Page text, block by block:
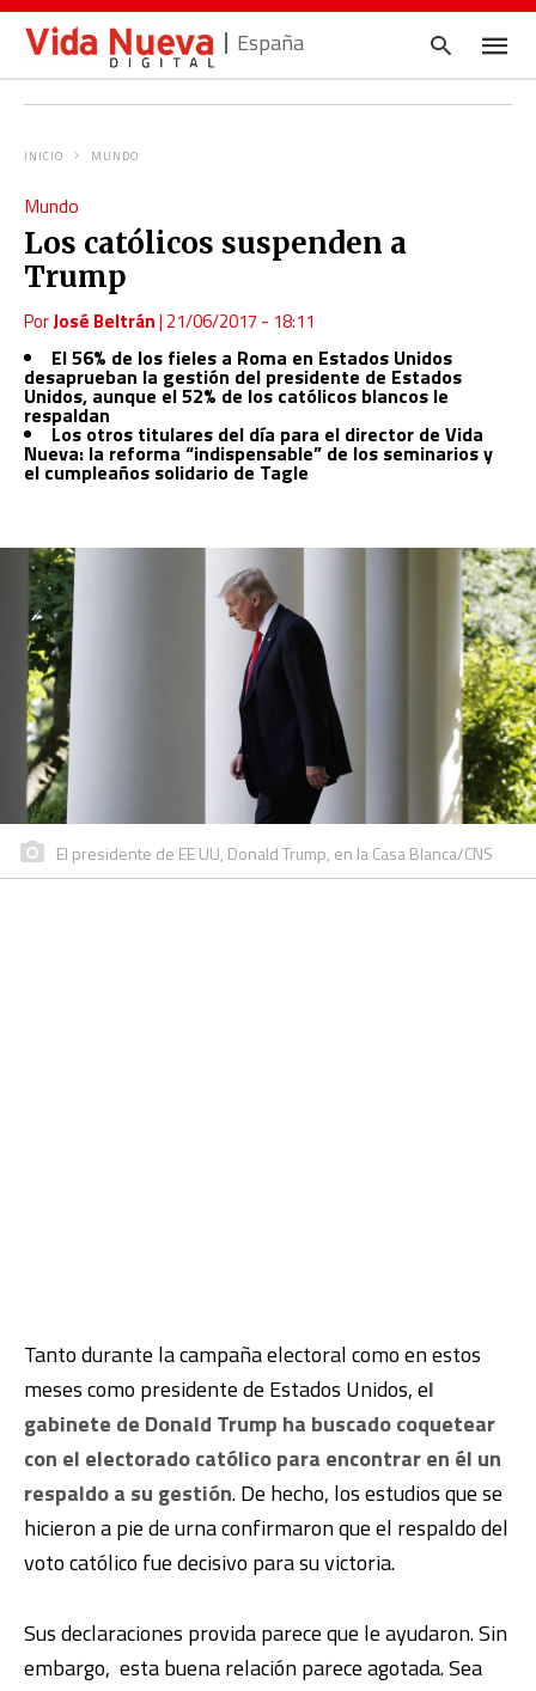
España
INICIO MUNDO
Mundo
Los católicos suspenden a
Trump
PorJosé Beltrán| 21/06/2017 - 18:11
El 56% de los fieles a Roma en Estados Unidos
desaprueban la gestión del presidente de Estados
Unidos, aunque el 52% de los católicos blancos le
respaldan
Los otros titulares del día para el director de Vida
Nueva: la reforma “indispensable” de los seminarios y
el cumpleaños solidario de Tagle
El presidente de EE UU, Donald Trump, en la Casa Blanca/CNS
Tanto durante la campaña electoral como en estos
meses como presidente de Estados Unidos, el
gabinete de Donald Trump ha buscado coquetear
con el electorado católico para encontrar en él un
respaldo a su gestión. De hecho, los estudios que se
hicieron a pie de urna confirmaron que el respaldo del
voto católico fue decisivo para su victoria.
Sus declaraciones provida parece que le ayudaron. Sin
embargo, esta buena relación parece agotada. Sea